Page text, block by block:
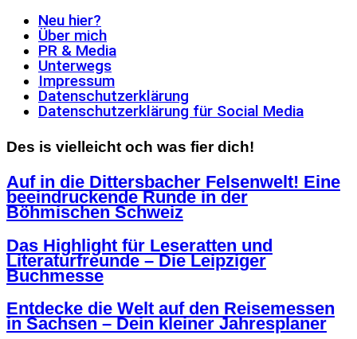
Neu hier?
Über mich
PR & Media
Unterwegs
Impressum
Datenschutzerklärung
Datenschutzerklärung für Social Media
Des is vielleicht och was fier dich!
Auf in die Dittersbacher Felsenwelt! Eine
beeindruckende Runde in der
Böhmischen Schweiz
Das Highlight für Leseratten und
Literaturfreunde – Die Leipziger
Buchmesse
Entdecke die Welt auf den Reisemessen
in Sachsen – Dein kleiner Jahresplaner